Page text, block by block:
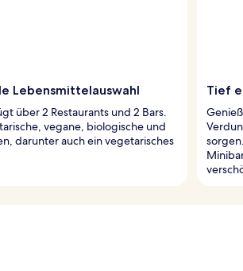
Lebensmittelauswahl
über 2 Restaurants und 2 Bars.
vegane, biologische und
darunter auch ein vegetarisches
Tief